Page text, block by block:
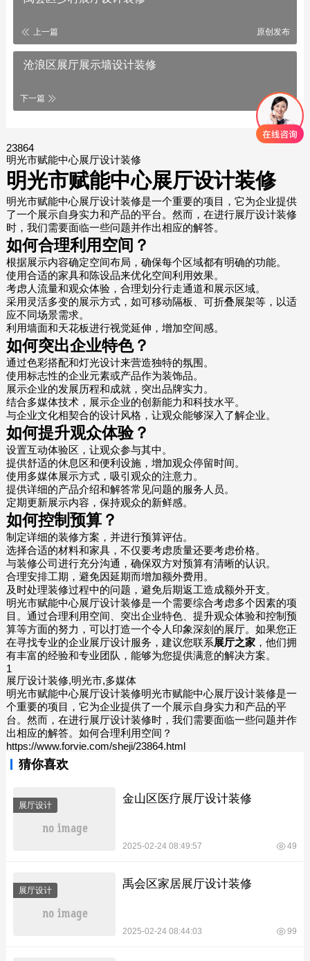
上一篇 原创发布
沧浪区展厅展示墙设计装修
下一篇
23864
明光市赋能中心展厅设计装修
明光市赋能中心展厅设计装修
明光市赋能中心展厅设计装修是一个重要的项目，它为企业提供
了一个展示自身实力和产品的平台。然而，在进行展厅设计装修
时，我们需要面临一些问题并作出相应的解答。
如何合理利用空间？
根据展示内容确定空间布局，确保每个区域都有明确的功能。
使用合适的家具和陈设品来优化空间利用效果。
考虑人流量和观众体验，合理划分行走通道和展示区域。
采用灵活多变的展示方式，如可移动隔板、可折叠展架等，以适
应不同场景需求。
利用墙面和天花板进行视觉延伸，增加空间感。
如何突出企业特色？
通过色彩搭配和灯光设计来营造独特的氛围。
使用标志性的企业元素或产品作为装饰品。
展示企业的发展历程和成就，突出品牌实力。
结合多媒体技术，展示企业的创新能力和科技水平。
与企业文化相契合的设计风格，让观众能够深入了解企业。
如何提升观众体验？
设置互动体验区，让观众参与其中。
提供舒适的休息区和便利设施，增加观众停留时间。
使用多媒体展示方式，吸引观众的注意力。
提供详细的产品介绍和解答常见问题的服务人员。
定期更新展示内容，保持观众的新鲜感。
如何控制预算？
制定详细的装修方案，并进行预算评估。
选择合适的材料和家具，不仅要考虑质量还要考虑价格。
与装修公司进行充分沟通，确保双方对预算有清晰的认识。
合理安排工期，避免因延期而增加额外费用。
及时处理装修过程中的问题，避免后期返工造成额外开支。
明光市赋能中心展厅设计装修是一个需要综合考虑多个因素的项
目。通过合理利用空间、突出企业特色、提升观众体验和控制预
算等方面的努力，可以打造一个令人印象深刻的展厅。如果您正
在寻找专业的企业展厅设计服务，建议您联系展厅之家，他们拥
有丰富的经验和专业团队，能够为您提供满意的解决方案。
1
展厅设计装修,明光市,多媒体
明光市赋能中心展厅设计装修明光市赋能中心展厅设计装修是一
个重要的项目，它为企业提供了一个展示自身实力和产品的平
台。然而，在进行展厅设计装修时，我们需要面临一些问题并作
出相应的解答。如何合理利用空间？
https://www.forvie.com/sheji/23864.html
猜你喜欢
展厅设计 金山区医疗展厅设计装修
2025-02-24 08:49:57 49
展厅设计 禹会区家居展厅设计装修
2025-02-24 08:44:03 99